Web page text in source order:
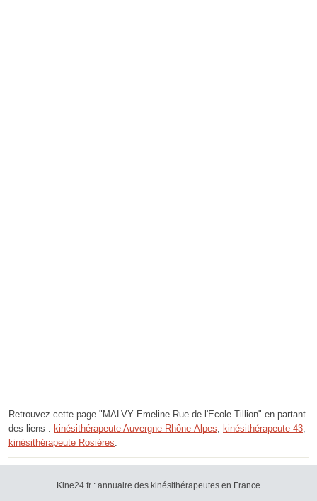
Retrouvez cette page "MALVY Emeline Rue de l'Ecole Tillion" en partant
des liens : kinésithérapeute Auvergne-Rhône-Alpes kinésithérapeute 43
kinésithérapeute Rosières
Kine24.fr : annuaire des kinésithérapeutes en France